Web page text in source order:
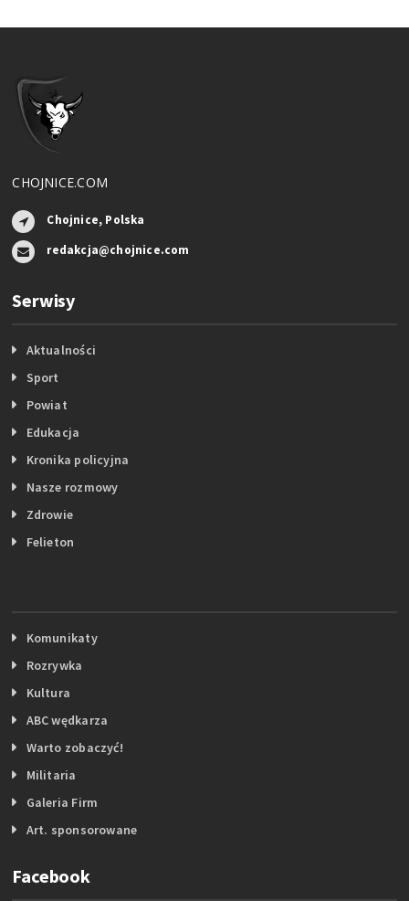
CHOJNICE.COM
Chojnice, Polska
redakcja@chojnice.com
Serwisy
Aktualności
Sport
Powiat
Edukacja
Kronika policyjna
Nasze rozmowy
Zdrowie
Felieton
Komunikaty
Rozrywka
Kultura
ABC wędkarza
Warto zobaczyć!
Militaria
Galeria Firm
Art. sponsorowane
Facebook